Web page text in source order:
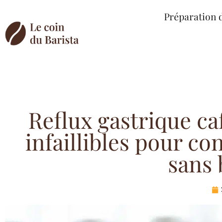
Préparation
Reflux gastrique
infaillibles pour